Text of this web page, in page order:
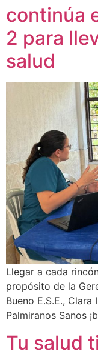
continúa
2 para
salud
Llegar a cada
propósito de la
Bueno E.S.E.,
Palmiranos Sanos
Tu salud